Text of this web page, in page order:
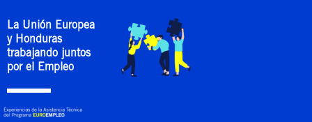
La Unión Europea
y Honduras
trabajando juntos
por el Empleo